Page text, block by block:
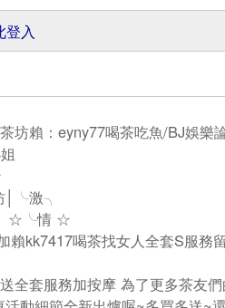
登入
坊賴：eyny77喝茶吃魚/BJ娛樂
│╰激╮
☆╰情 ☆
賴kk7417喝茶找女人全套S服務
全套服務加按摩 為了更多茶友